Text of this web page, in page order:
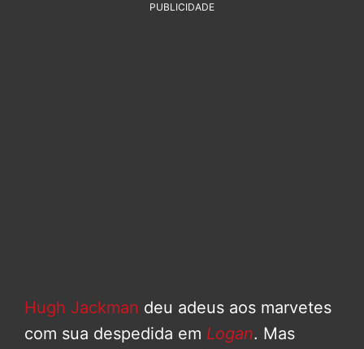
PUBLICIDADE
Hugh Jackman deu adeus aos marvetes
com sua despedida em Logan. Mas